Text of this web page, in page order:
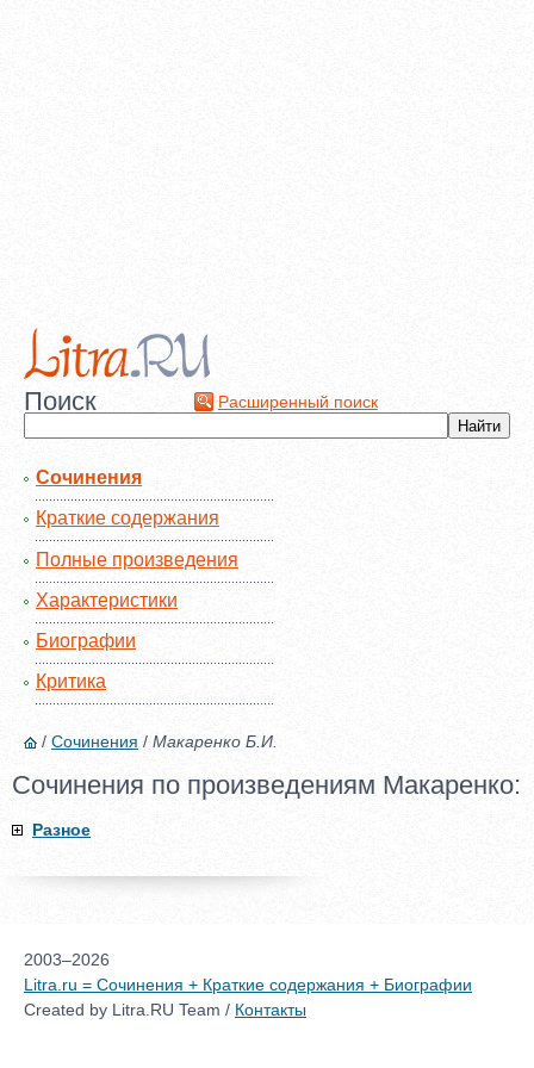
Поиск Расширенный поиск
Сочинения
Краткие содержания
Полные произведения
Характеристики
Биографии
Критика
/ Сочинения / Макаренко Б.И.
Сочинения по произведениям Макаренко:
Разное
2003–2026
Litra.ru = Сочинения + Краткие содержания + Биографии
Created by Litra.RU Team / Контакты